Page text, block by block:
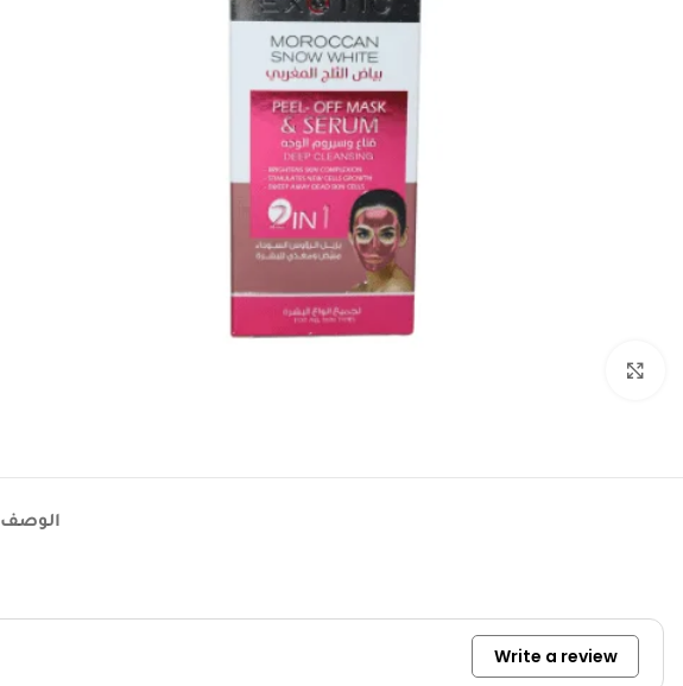
الوصف
Write a review